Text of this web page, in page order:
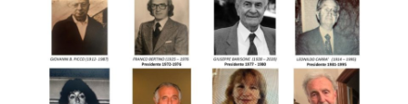
Diventa socio